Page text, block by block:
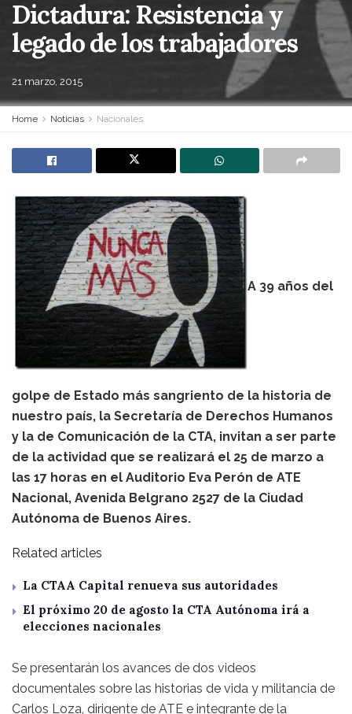
Dictadura: Resistencia y
legado de los trabajadores
21 marzo, 2015
Home Noticias Nacionales
A 39 años del
golpe de Estado más sangriento de la historia de
nuestro país, la Secretaría de Derechos Humanos
y la de Comunicación de la CTA, invitan a ser parte
de la actividad que se realizará el 25 de marzo a
las 17 horas en el Auditorio Eva Perón de ATE
Nacional, Avenida Belgrano 2527 de la Ciudad
Autónoma de Buenos Aires.
Related articles
La CTAA Capital renueva sus autoridades
El próximo 20 de agosto la CTA Autónoma irá a
elecciones nacionales
Se presentarán los avances de dos videos
documentales sobre las historias de vida y militancia de
Carlos Loza, dirigente de ATE e integrante de la